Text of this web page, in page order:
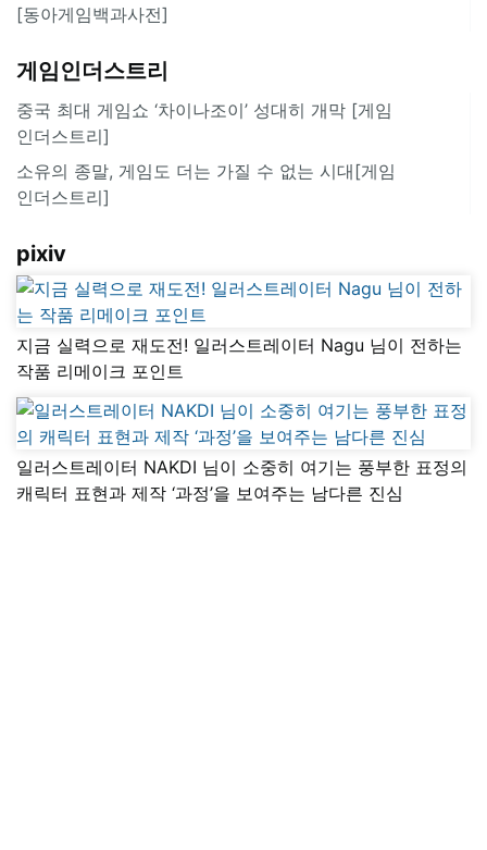
[동아게임백과사전]
게임인더스트리
중국 최대 게임쇼 ‘차이나조이’ 성대히 개막 [게임
인더스트리]
소유의 종말, 게임도 더는 가질 수 없는 시대[게임
인더스트리]
pixiv
지금 실력으로 재도전! 일러스트레이터 Nagu 님이 전하는
작품 리메이크 포인트
일러스트레이터 NAKDI 님이 소중히 여기는 풍부한 표정의
캐릭터 표현과 제작 ‘과정’을 보여주는 남다른 진심